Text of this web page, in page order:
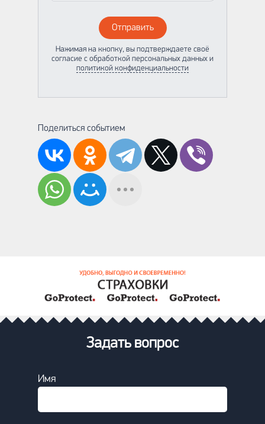
Отправить
Нажимая на кнопку, вы подтверждаете своё
согласие с обработкой персональных данных и
политикой конфиденциальности
Поделиться событием
Задать вопрос
Имя